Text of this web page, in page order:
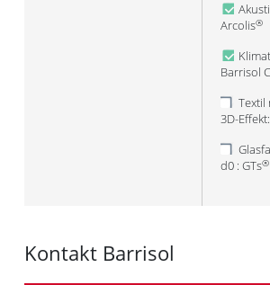
Arcolis®
Barrisol
Textil
3D-
d0 : GTs®
Kontakt Barrisol